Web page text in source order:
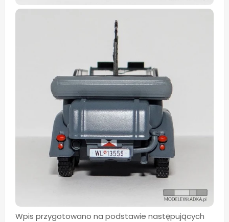
Wpis przygotowano na podstawie następujących